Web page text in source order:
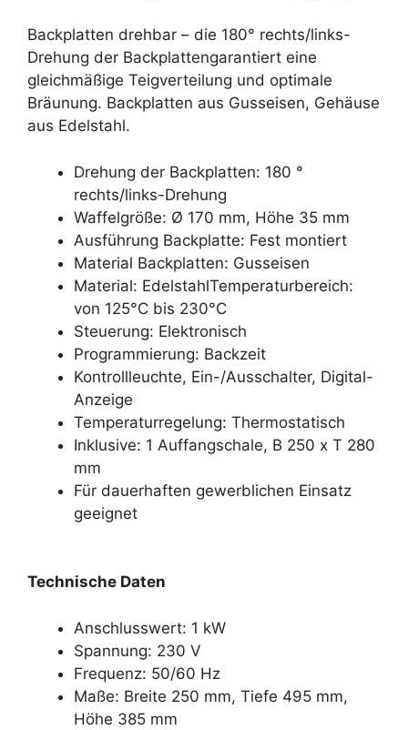
Backplatten drehbar – die 180° rechts/links-
Drehung der Backplattengarantiert eine
gleichmäßige Teigverteilung und optimale
Bräunung. Backplatten aus Gusseisen, Gehäuse
aus Edelstahl.
Drehung der Backplatten: 180 °
rechts/links-Drehung
Waffelgröße: Ø 170 mm, Höhe 35 mm
Ausführung Backplatte: Fest montiert
Material Backplatten: Gusseisen
Material: EdelstahlTemperaturbereich:
von 125°C bis 230°C
Steuerung: Elektronisch
Programmierung: Backzeit
Kontrollleuchte, Ein-/Ausschalter, Digital-
Anzeige
Temperaturregelung: Thermostatisch
Inklusive: 1 Auffangschale, B 250 x T 280
mm
Für dauerhaften gewerblichen Einsatz
geeignet
Technische Daten
Anschlusswert: 1 kW
Spannung: 230 V
Frequenz: 50/60 Hz
Maße: Breite 250 mm, Tiefe 495 mm,
Höhe 385 mm